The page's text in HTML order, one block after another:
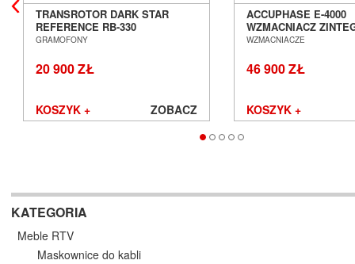
TRANSROTOR DARK STAR
REFERENCE RB-330
GRAMOFON ANALOGOWY
GRAMOFONY
20 900 ZŁ
KOSZYK + ZOBACZ
ACCUPHASE E-4000
WZMACNIACZ
SALON POZNAŃ
WZMACNIACZE
46 900 ZŁ
KOSZYK +
KATEGORIA
Meble RTV
Maskownice do kabli